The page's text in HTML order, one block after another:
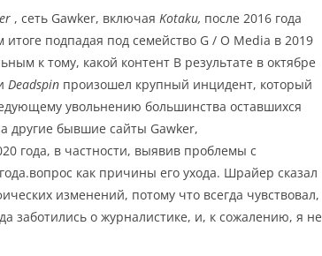
, сеть Gawker, включая Kotaku, после 2016 года
подпадая под семейство G / O Media в 2019
к тому, какой контент В результате в октябре
Deadspin произошел крупный инцидент, который
увольнению большинства оставшихся
другие бывшие сайты Gawker,
года, в частности, выявив проблемы с
вопрос как причины его ухода. Шрайер сказал
изменений, потому что всегда чувствовал,
заботились о журналистике, и, к сожалению, я не